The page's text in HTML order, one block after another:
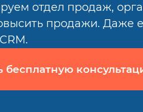
отдел продаж,
продажи. Даже
бесплатную